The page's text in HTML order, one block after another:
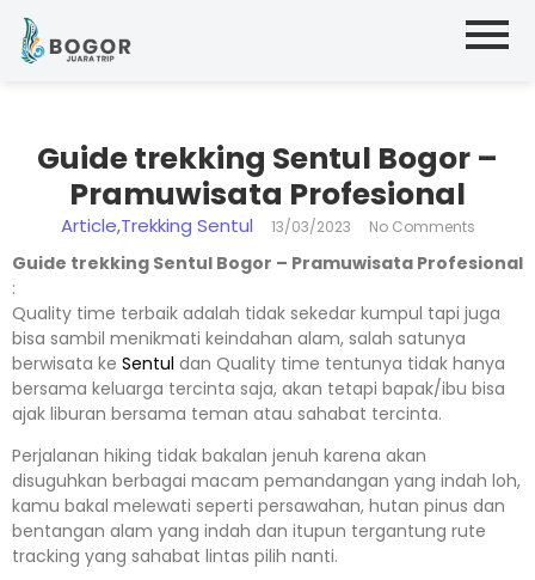
Guide trekking Sentul Bogor –
Pramuwisata Profesional
Article,Trekking Sentul 13/03/2023 No Comments
Guide trekking Sentul Bogor – Pramuwisata Profesional
:
Quality time terbaik adalah tidak sekedar kumpul tapi juga
bisa sambil menikmati keindahan alam, salah satunya
berwisata ke Sentul dan Quality time tentunya tidak hanya
bersama keluarga tercinta saja, akan tetapi bapak/ibu bisa
ajak liburan bersama teman atau sahabat tercinta.
Perjalanan hiking tidak bakalan jenuh karena akan
disuguhkan berbagai macam pemandangan yang indah loh,
kamu bakal melewati seperti persawahan, hutan pinus dan
bentangan alam yang indah dan itupun tergantung rute
tracking yang sahabat lintas pilih nanti.